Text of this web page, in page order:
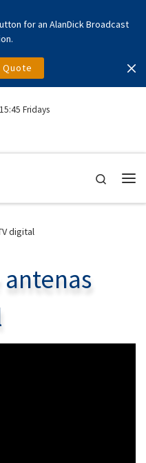
for an AlanDick Broadcast
Fridays
Search
digital